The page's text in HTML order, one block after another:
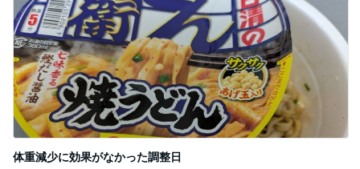
体重減少に効果がなかった調整日